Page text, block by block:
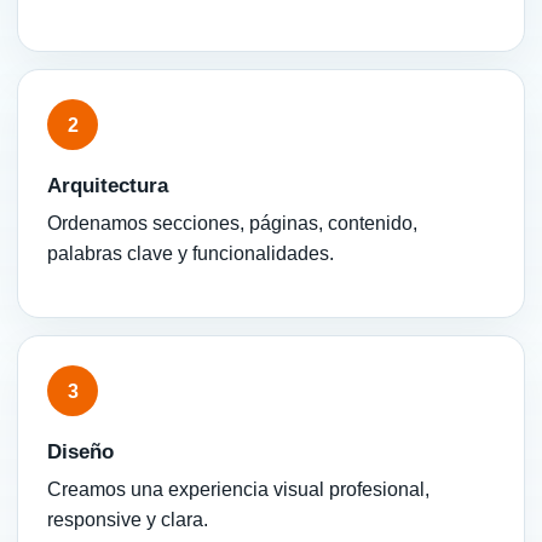
2
Arquitectura
Ordenamos secciones, páginas, contenido,
palabras clave y funcionalidades.
3
Diseño
Creamos una experiencia visual profesional,
responsive y clara.